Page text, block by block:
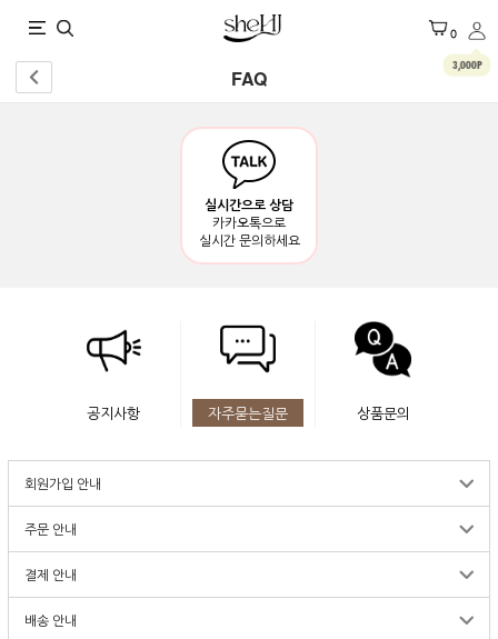
X 0
3,000P
FAQ
실시간으로 상담
카카오톡으로
실시간 문의하세요
공지사항 자주묻는질문 상품문의
회원가입 안내
주문 안내
결제 안내
배송 안내